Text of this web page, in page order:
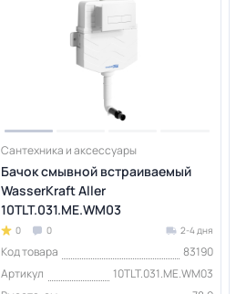
Сантехника и аксессуары
Бачок смывной встраиваемый
WasserKraft Aller
10TLT.031.ME.WM03
0 0 2-4 дня
Код товара
83190
Артикул
10TLT.031.ME.WM03